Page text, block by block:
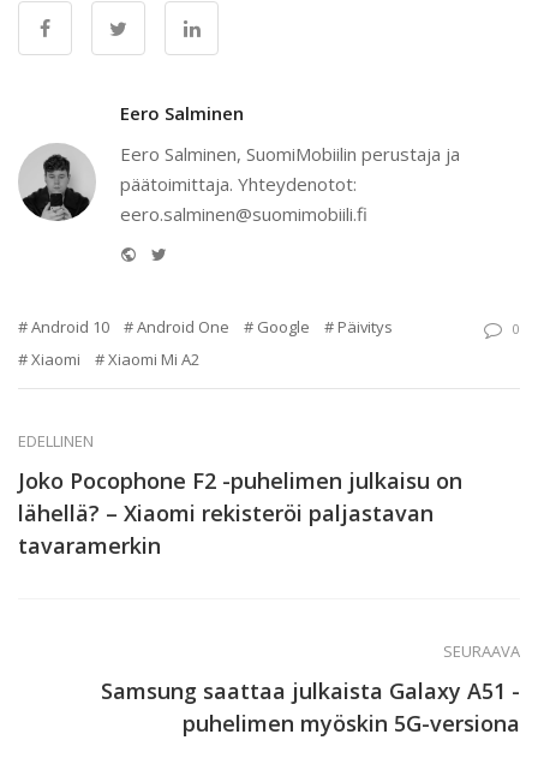
Eero Salminen
Eero Salminen, SuomiMobiilin perustaja ja
päätoimittaja. Yhteydenotot:
eero.salminen@suomimobiili.fi
Website
Android 10 Android One Google
Päivitys
Xiaomi
Xiaomi Mi A2
0
EDELLINEN
Joko Pocophone F2 -puhelimen julkaisu on
lähellä? – Xiaomi rekisteröi paljastavan
tavaramerkin
SEURAAVA
Samsung saattaa julkaista Galaxy A51 -
puhelimen myöskin 5G-versiona